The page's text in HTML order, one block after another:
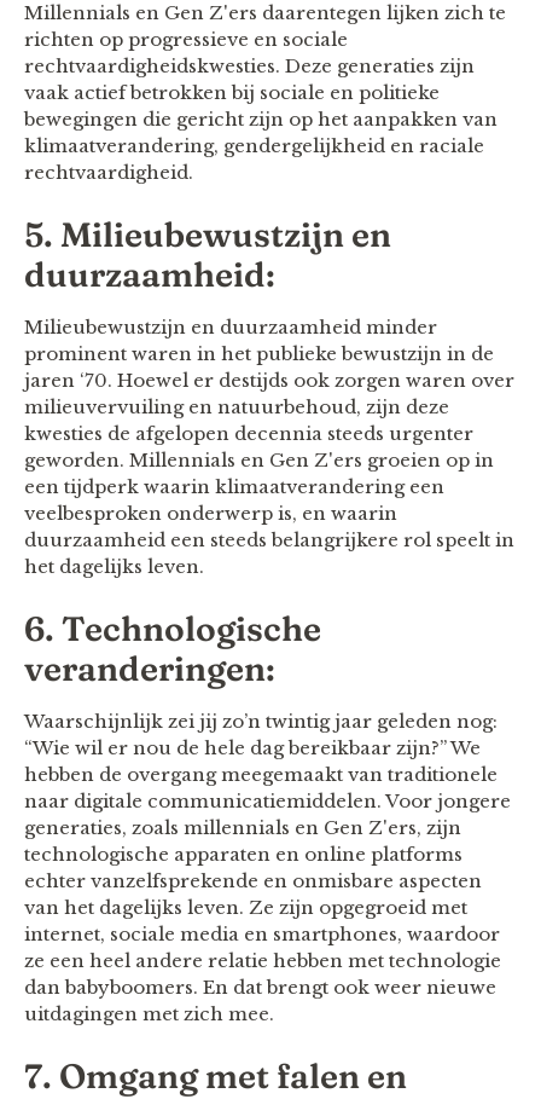
Millennials en Gen Z'ers daarentegen lijken zich te
richten op progressieve en sociale
rechtvaardigheidskwesties. Deze generaties zijn
vaak actief betrokken bij sociale en politieke
bewegingen die gericht zijn op het aanpakken van
klimaatverandering, gendergelijkheid en raciale
rechtvaardigheid.
5. Milieubewustzijn en
duurzaamheid:
Milieubewustzijn en duurzaamheid minder
prominent waren in het publieke bewustzijn in de
jaren ‘70. Hoewel er destijds ook zorgen waren over
milieuvervuiling en natuurbehoud, zijn deze
kwesties de afgelopen decennia steeds urgenter
geworden. Millennials en Gen Z'ers groeien op in
een tijdperk waarin klimaatverandering een
veelbesproken onderwerp is, en waarin
duurzaamheid een steeds belangrijkere rol speelt in
het dagelijks leven.
6. Technologische
veranderingen:
Waarschijnlijk zei jij zo’n twintig jaar geleden nog:
“Wie wil er nou de hele dag bereikbaar zijn?” We
hebben de overgang meegemaakt van traditionele
naar digitale communicatiemiddelen. Voor jongere
generaties, zoals millennials en Gen Z'ers, zijn
technologische apparaten en online platforms
echter vanzelfsprekende en onmisbare aspecten
van het dagelijks leven. Ze zijn opgegroeid met
internet, sociale media en smartphones, waardoor
ze een heel andere relatie hebben met technologie
dan babyboomers. En dat brengt ook weer nieuwe
uitdagingen met zich mee.
7. Omgang met falen en